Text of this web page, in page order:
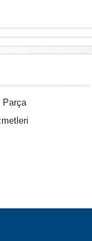
Parça